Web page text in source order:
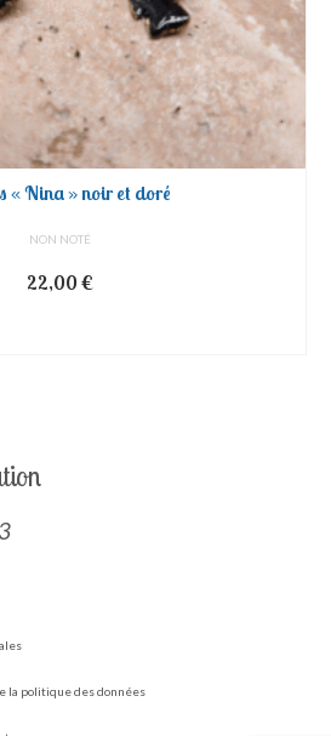
« Nina » noir et doré
NON NOTÉ
22,00 €
la politique des données